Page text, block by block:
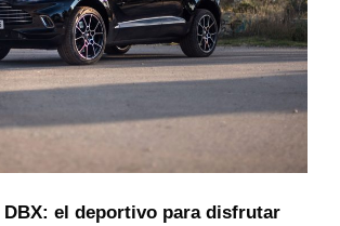
el deportivo para disfrutar